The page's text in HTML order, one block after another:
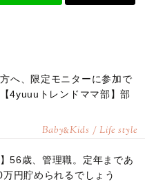
へ、限定モニターに参加で
4yuuuトレンドママ部】部
Baby&Kids / Life style
56歳、管理職。定年まであ
円貯められるでしょう